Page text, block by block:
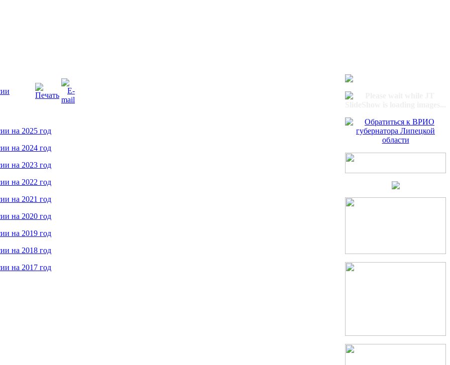
на 2025 год
на 2024 год
на 2023 год
на 2022 год
на 2021 год
на 2020 год
на 2019 год
на 2018 год
на 2017 год